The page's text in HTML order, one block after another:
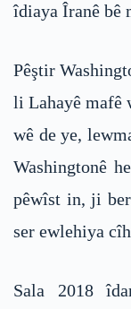
îdiaya Îranê bê
Pêştir
li Lahayê mafê
wê de ye,
Washingtonê
pêwîst in, ji
ser ewlehiya
Sala 2018